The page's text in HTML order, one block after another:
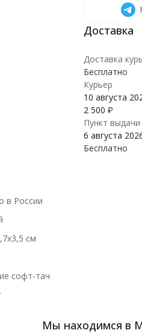
Доставка
Бесплатно
Курьер
10 августа
2 500 ₽
Пункт выдачи
6 августа
Бесплатно
в России
см
софт-тач
Мы находимся в